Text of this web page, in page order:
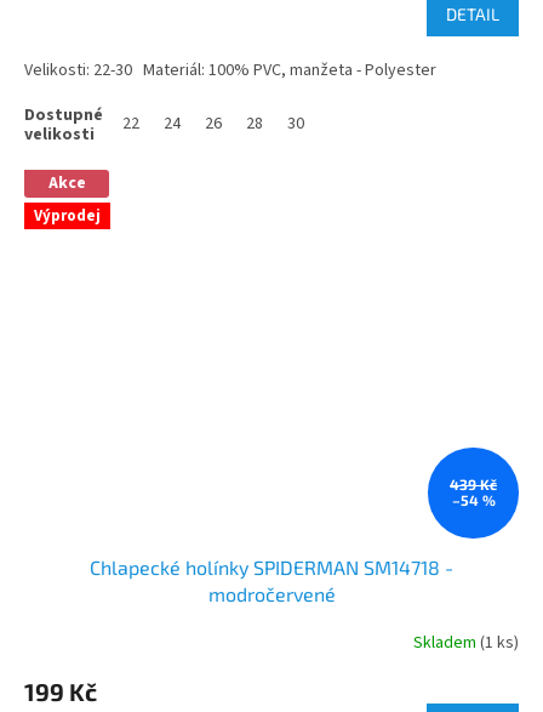
DETAIL
Velikosti: 22-30 Materiál: 100% PVC, manžeta - Polyester
22 24 26 28 30
Akce
Výprodej
439 Kč
–54 %
Chlapecké holínky SPIDERMAN SM14718 -
modročervené
Skladem (1 ks)
199 Kč